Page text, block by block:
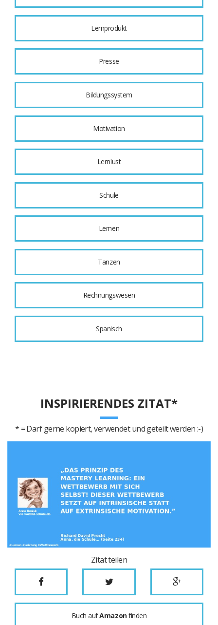
Lernprodukt
Presse
Bildungssystem
Motivation
Lernlust
Schule
Lernen
Tanzen
Rechnungswesen
Spanisch
INSPIRIERENDES ZITAT*
* = Darf gerne kopiert, verwendet und geteilt werden :-)
Zitat teilen
Buch aufAmazonfinden